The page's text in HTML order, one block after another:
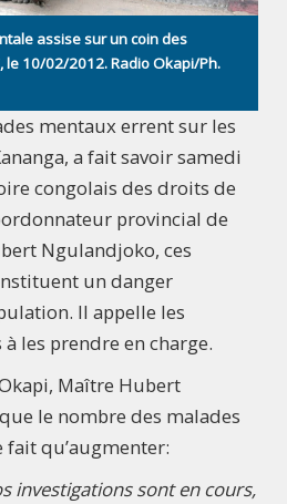
assise sur un coin des
le 10/02/2012. Radio Okapi/Ph.
mentaux errent sur les
a fait savoir samedi
congolais des droits de
provincial de
Ngulandjoko, ces
un danger
Il appelle les
les prendre en charge.
Maître Hubert
le nombre des malades
fait qu’augmenter:
investigations sont en cours,